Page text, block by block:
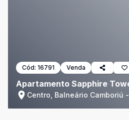
Cód: 16791 Venda
Apartamento Sapphire
Centro, Balneário Camboriú